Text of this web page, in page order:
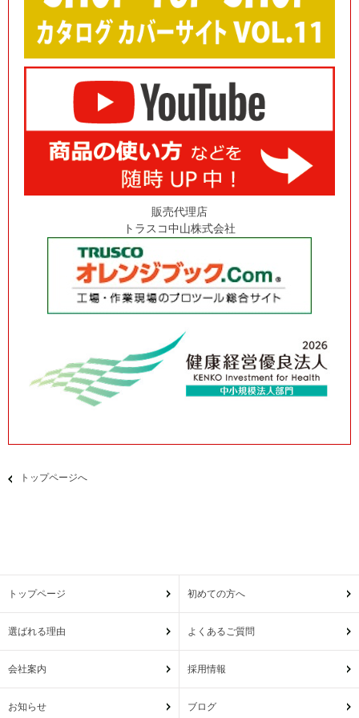
販売代理店
トラスコ中山株式会社
トップページへ
トップページ 初めての方へ
選ばれる理由 よくあるご質問
会社案内 採用情報
お知らせ ブログ